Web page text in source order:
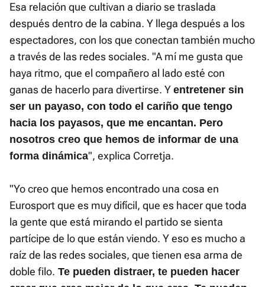
Esa relación que cultivan a diario se traslada
después dentro de la cabina. Y llega después a los
espectadores, con los que conectan también mucho
a través de las redes sociales. "A mí me gusta que
haya ritmo, que el compañero al lado esté con
ganas de hacerlo para divertirse. Y entretener sin
ser un payaso, con todo el cariño que tengo
hacia los payasos, que me encantan. Pero
nosotros creo que hemos de informar de una
forma dinámica", explica Corretja.
"Yo creo que hemos encontrado una cosa en
Eurosport que es muy difícil, que es hacer que toda
la gente que está mirando el partido se sienta
partícipe de lo que están viendo. Y eso es mucho a
raíz de las redes sociales, que tienen esa arma de
doble filo. Te pueden distraer, te pueden hacer